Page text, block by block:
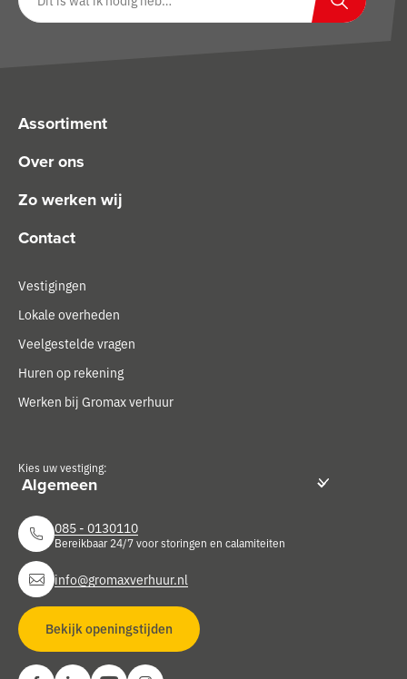
Zoeken
Assortiment
Over ons
Zo werken wij
Contact
Vestigingen
Lokale overheden
Veelgestelde vragen
Huren op rekening
Werken bij Gromax verhuur
Kies uw vestiging:
085 - 0130110
Bereikbaar 24/7 voor storingen en calamiteiten
info@gromaxverhuur.nl
Bekijk openingstijden